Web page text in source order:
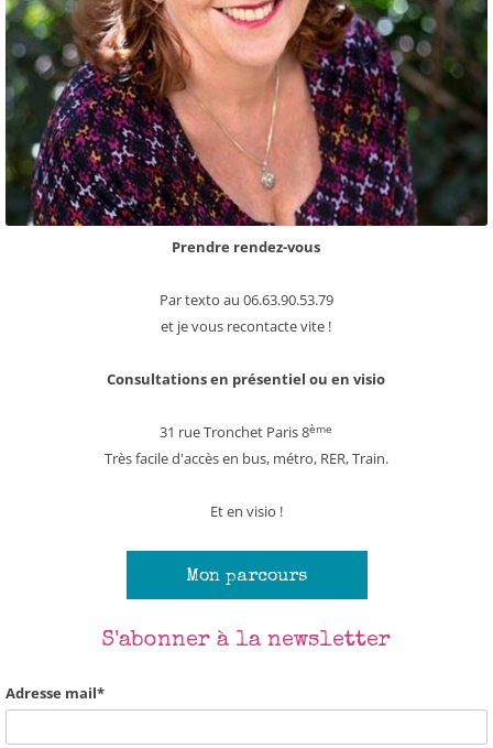
Prendre rendez-vous
Par texto au 06.63.90.53.79
et je vous recontacte vite !
Consultations en présentiel ou en visio
31 rue Tronchet Paris 8ème
Très facile d'accès en bus, métro, RER, Train.
Et en visio !
Mon parcours
S'abonner à la newsletter
Adresse mail*
Bonjour et bienvenue dans le
Cabinet des Thérapies !
inscrivez-vous à ma newsletter.
Corps/Coeur/Créativité/Communication
Adresse mail*
×